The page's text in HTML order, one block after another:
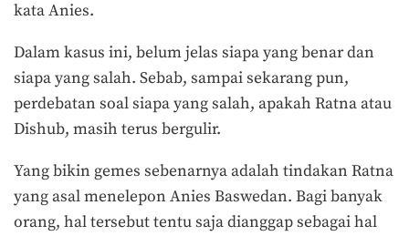
kata Anies.
Dalam kasus ini, belum jelas siapa yang benar dan
siapa yang salah. Sebab, sampai sekarang pun,
perdebatan soal siapa yang salah, apakah Ratna atau
Dishub, masih terus bergulir.
Yang bikin gemes sebenarnya adalah tindakan Ratna
yang asal menelepon Anies Baswedan. Bagi banyak
orang, hal tersebut tentu saja dianggap sebagai hal